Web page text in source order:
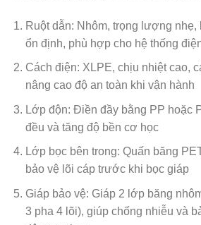
Ruột dẫn: Nhôm, trọng lượng nhẹ,
ổn định, phù hợp cho hệ thống
Cách điện: XLPE, chịu nhiệt cao,
nâng cao độ an toàn khi vận hành
Lớp độn: Điền đầy bằng PP hoặc
đều và tăng độ bền cơ học
Lớp bọc bên trong: Quấn băng
bảo vệ lõi cáp trước khi bọc giáp
Giáp bảo vệ: Giáp 2 lớp băng
3 pha 4 lõi), giúp chống nhiễu và